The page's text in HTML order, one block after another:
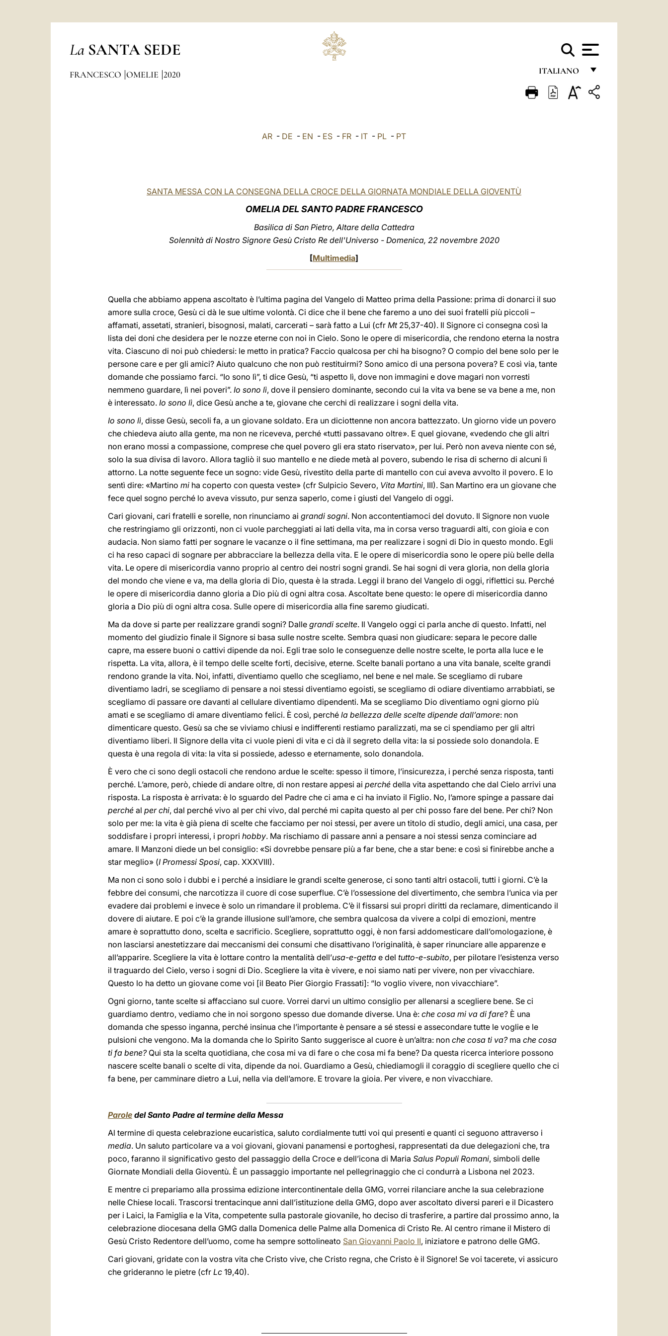
La SANTA SEDE
ITALIANO
FRANÇAIS
FRANCESCO OMELIE 2020
AR - DE - EN - ES - FR - IT - PL - PT
SANTA MESSA CON LA CONSEGNA DELLA CROCE DELLA GIORNATA MONDIALE DELLA GIOVENTÙ
OMELIA DEL SANTO PADRE FRANCESCO
Basilica di San Pietro, Altare della Cattedra
Solennità di Nostro Signore Gesù Cristo Re dell'Universo - Domenica, 22 novembre 2020
[Multimedia]
Quella che abbiamo appena ascoltato è l’ultima pagina del Vangelo di Matteo prima della Passione: prima di donarci il suo
amore sulla croce, Gesù ci dà le sue ultime volontà. Ci dice che il bene che faremo a uno dei suoi fratelli più piccoli –
affamati, assetati, stranieri, bisognosi, malati, carcerati – sarà fatto a Lui (cfr Mt25,37-40). Il Signore ci consegna così la
lista dei doni che desidera per le nozze eterne con noi in Cielo. Sono le opere di misericordia, che rendono eterna la nostra
vita. Ciascuno di noi può chiedersi: le metto in pratica? Faccio qualcosa per chi ha bisogno? O compio del bene solo per le
persone care e per gli amici? Aiuto qualcuno che non può restituirmi? Sono amico di una persona povera? E così via, tante
domande che possiamo farci. “Io sono lì”, ti dice Gesù, “ti aspetto lì, dove non immagini e dove magari non vorresti
nemmeno guardare, lì nei poveri”. Io sono lì, dove il pensiero dominante, secondo cui la vita va bene se va bene a me, non
è interessato. Io sono lì, dice Gesù anche a te, giovane che cerchi di realizzare i sogni della vita.
Io sono lì, disse Gesù, secoli fa, a un giovane soldato. Era un diciottenne non ancora battezzato. Un giorno vide un povero
che chiedeva aiuto alla gente, ma non ne riceveva, perché «tutti passavano oltre». E quel giovane, «vedendo che gli altri
non erano mossi a compassione, comprese che quel povero gli era stato riservato», per lui. Però non aveva niente con sé,
solo la sua divisa di lavoro. Allora tagliò il suo mantello e ne diede metà al povero, subendo le risa di scherno di alcuni lì
attorno. La notte seguente fece un sogno: vide Gesù, rivestito della parte di mantello con cui aveva avvolto il povero. E lo
sentì dire: «Martino mi ha coperto con questa veste» (cfr Sulpicio Severo, Vita Martini, III). San Martino era un giovane che
fece quel sogno perché lo aveva vissuto, pur senza saperlo, come i giusti del Vangelo di oggi.
Cari giovani, cari fratelli e sorelle, non rinunciamo ai grandi sogni. Non accontentiamoci del dovuto. Il Signore non vuole
che restringiamo gli orizzonti, non ci vuole parcheggiati ai lati della vita, ma in corsa verso traguardi alti, con gioia e con
audacia. Non siamo fatti per sognare le vacanze o il fine settimana, ma per realizzare i sogni di Dio in questo mondo. Egli
ci ha reso capaci di sognare per abbracciare la bellezza della vita. E le opere di misericordia sono le opere più belle della
vita. Le opere di misericordia vanno proprio al centro dei nostri sogni grandi. Se hai sogni di vera gloria, non della gloria
del mondo che viene e va, ma della gloria di Dio, questa è la strada. Leggi il brano del Vangelo di oggi, riflettici su. Perché
le opere di misericordia danno gloria a Dio più di ogni altra cosa. Ascoltate bene questo: le opere di misericordia danno
gloria a Dio più di ogni altra cosa. Sulle opere di misericordia alla fine saremo giudicati.
Ma da dove si parte per realizzare grandi sogni? Dalle grandi scelte. Il Vangelo oggi ci parla anche di questo. Infatti, nel
momento del giudizio finale il Signore si basa sulle nostre scelte. Sembra quasi non giudicare: separa le pecore dalle
capre, ma essere buoni o cattivi dipende da noi. Egli trae solo le conseguenze delle nostre scelte, le porta alla luce e le
rispetta. La vita, allora, è il tempo delle scelte forti, decisive, eterne. Scelte banali portano a una vita banale, scelte grandi
rendono grande la vita. Noi, infatti, diventiamo quello che scegliamo, nel bene e nel male. Se scegliamo di rubare
diventiamo ladri, se scegliamo di pensare a noi stessi diventiamo egoisti, se scegliamo di odiare diventiamo arrabbiati, se
scegliamo di passare ore davanti al cellulare diventiamo dipendenti. Ma se scegliamo Dio diventiamo ogni giorno più
amati e se scegliamo di amare diventiamo felici. È così, perché la bellezza delle scelte dipende dall’amore: non
dimenticare questo. Gesù sa che se viviamo chiusi e indifferenti restiamo paralizzati, ma se ci spendiamo per gli altri
diventiamo liberi. Il Signore della vita ci vuole pieni di vita e ci dà il segreto della vita: la si possiede solo donandola. E
questa è una regola di vita: la vita si possiede, adesso e eternamente, solo donandola.
È vero che ci sono degli ostacoli che rendono ardue le scelte: spesso il timore, l’insicurezza, i perché senza risposta, tanti
perché. L’amore, però, chiede di andare oltre, di non restare appesi ai perché della vita aspettando che dal Cielo arrivi una
risposta. La risposta è arrivata: è lo sguardo del Padre che ci ama e ci ha inviato il Figlio. No, l’amore spinge a passare dai
perché al per chi, dal perché vivo al per chi vivo, dal perché mi capita questo al per chi posso fare del bene. Per chi? Non
solo per me: la vita è già piena di scelte che facciamo per noi stessi, per avere un titolo di studio, degli amici, una casa, per
soddisfare i propri interessi, i propri hobby. Ma rischiamo di passare anni a pensare a noi stessi senza cominciare ad
amare. Il Manzoni diede un bel consiglio: «Si dovrebbe pensare più a far bene, che a star bene: e così si finirebbe anche a
star meglio» (I Promessi Sposi, cap. XXXVIII).
Ma non ci sono solo i dubbi e i perché a insidiare le grandi scelte generose, ci sono tanti altri ostacoli, tutti i giorni. C’è la
febbre dei consumi, che narcotizza il cuore di cose superflue. C’è l’ossessione del divertimento, che sembra l’unica via per
evadere dai problemi e invece è solo un rimandare il problema. C’è il fissarsi sui propri diritti da reclamare, dimenticando il
dovere di aiutare. E poi c’è la grande illusione sull’amore, che sembra qualcosa da vivere a colpi di emozioni, mentre
amare è soprattutto dono, scelta e sacrificio. Scegliere, soprattutto oggi, è non farsi addomesticare dall’omologazione, è
non lasciarsi anestetizzare dai meccanismi dei consumi che disattivano l’originalità, è saper rinunciare alle apparenze e
all’apparire. Scegliere la vita è lottare contro la mentalità dell’usa-e-getta e del tutto-e-subito, per pilotare l’esistenza verso
il traguardo del Cielo, verso i sogni di Dio. Scegliere la vita è vivere, e noi siamo nati per vivere, non per vivacchiare.
Questo lo ha detto un giovane come voi [il Beato Pier Giorgio Frassati]: “Io voglio vivere, non vivacchiare”.
Ogni giorno, tante scelte si affacciano sul cuore. Vorrei darvi un ultimo consiglio per allenarsi a scegliere bene. Se ci
guardiamo dentro, vediamo che in noi sorgono spesso due domande diverse. Una è: che cosa mi va di fare? È una
domanda che spesso inganna, perché insinua che l’importante è pensare a sé stessi e assecondare tutte le voglie e le
pulsioni che vengono. Ma la domanda che lo Spirito Santo suggerisce al cuore è un’altra: non che cosa ti va?ma che cosa
ti fa bene?Qui sta la scelta quotidiana, che cosa mi va di fare o che cosa mi fa bene? Da questa ricerca interiore possono
nascere scelte banali o scelte di vita, dipende da noi. Guardiamo a Gesù, chiediamogli il coraggio di scegliere quello che ci
fa bene, per camminare dietro a Lui, nella via dell’amore. E trovare la gioia. Per vivere, e non vivacchiare.
Parole del Santo Padre al termine della Messa
Al termine di questa celebrazione eucaristica, saluto cordialmente tutti voi qui presenti e quanti ci seguono attraverso i
media. Un saluto particolare va a voi giovani, giovani panamensi e portoghesi, rappresentati da due delegazioni che, tra
poco, faranno il significativo gesto del passaggio della Croce e dell’icona di Maria Salus Populi Romani, simboli delle
Giornate Mondiali della Gioventù. È un passaggio importante nel pellegrinaggio che ci condurrà a Lisbona nel 2023.
E mentre ci prepariamo alla prossima edizione intercontinentale della GMG, vorrei rilanciare anche la sua celebrazione
nelle Chiese locali. Trascorsi trentacinque anni dall’istituzione della GMG, dopo aver ascoltato diversi pareri e il Dicastero
per i Laici, la Famiglia e la Vita, competente sulla pastorale giovanile, ho deciso di trasferire, a partire dal prossimo anno, la
celebrazione diocesana della GMG dalla Domenica delle Palme alla Domenica di Cristo Re. Al centro rimane il Mistero di
Gesù Cristo Redentore dell’uomo, come ha sempre sottolineato San Giovanni Paolo II, iniziatore e patrono delle GMG.
Cari giovani, gridate con la vostra vita che Cristo vive, che Cristo regna, che Cristo è il Signore! Se voi tacerete, vi assicuro
che grideranno le pietre (cfr Lc 19,40).